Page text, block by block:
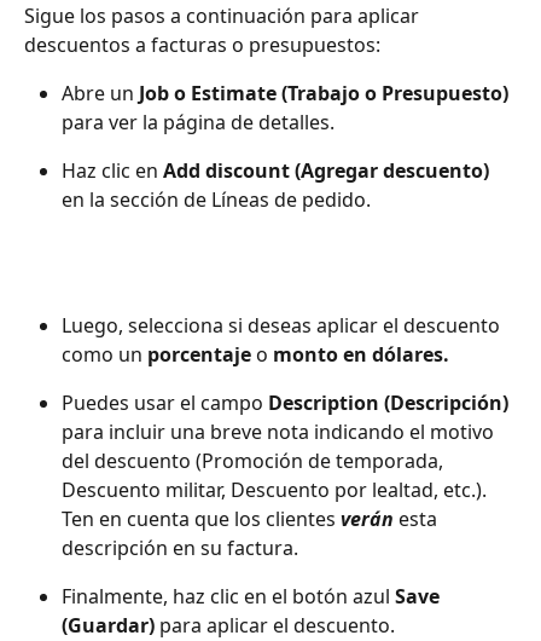
Sigue los pasos a continuación para aplicar
descuentos a facturas o presupuestos:
Abre un Job o Estimate (Trabajo o Presupuesto)
para ver la página de detalles.
Haz clic en Add discount (Agregar descuento)
en la sección de Líneas de pedido.
Luego, selecciona si deseas aplicar el descuento
como un porcentaje o monto en dólares.
Puedes usar el campo Description (Descripción)
para incluir una breve nota indicando el motivo
del descuento (Promoción de temporada,
Descuento militar, Descuento por lealtad, etc.).
Ten en cuenta que los clientes verán esta
descripción en su factura.
Finalmente, haz clic en el botón azul Save
(Guardar) para aplicar el descuento.